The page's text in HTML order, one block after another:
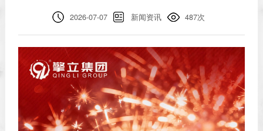
2026-07-07 新闻资讯 487次